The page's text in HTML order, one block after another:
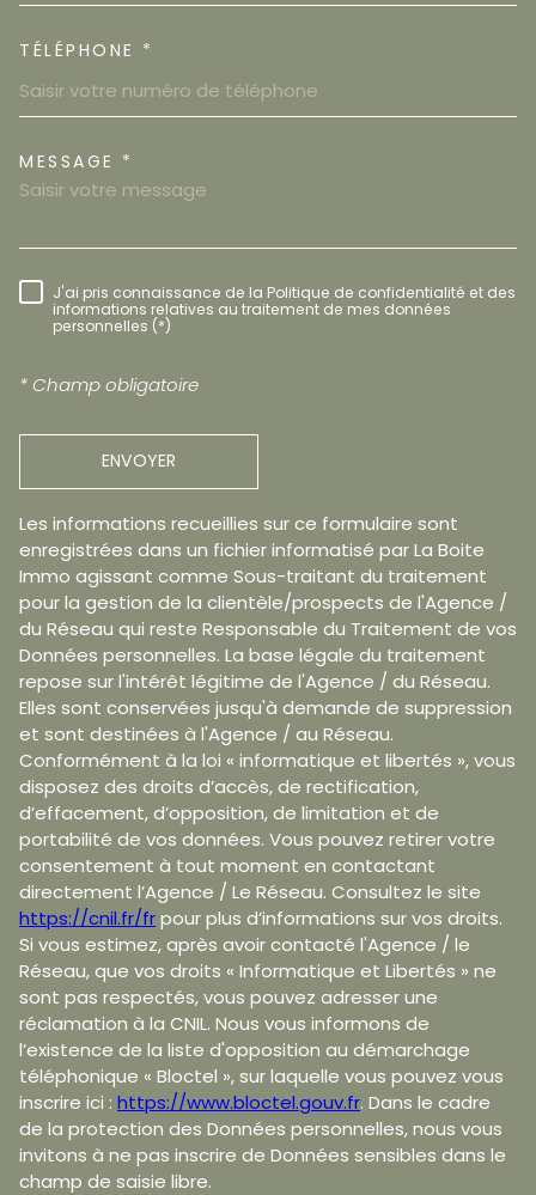
TÉLÉPHONE *
MESSAGE *
RÈGLEMENTATION
J'ai pris connaissance de la Politique de confidentialité et des
informations relatives au traitement de mes données
personnelles (*)
* Champ obligatoire
ENVOYER
Les informations recueillies sur ce formulaire sont
enregistrées dans un fichier informatisé par La Boite
Immo agissant comme Sous-traitant du traitement
pour la gestion de la clientèle/prospects de l'Agence /
du Réseau qui reste Responsable du Traitement de vos
Données personnelles. La base légale du traitement
repose sur l'intérêt légitime de l'Agence / du Réseau.
Elles sont conservées jusqu'à demande de suppression
et sont destinées à l'Agence / au Réseau.
Conformément à la loi « informatique et libertés », vous
disposez des droits d’accès, de rectification,
d’effacement, d’opposition, de limitation et de
portabilité de vos données. Vous pouvez retirer votre
consentement à tout moment en contactant
directement l’Agence / Le Réseau. Consultez le site
https://cnil.fr/frpour plus d’informations sur vos droits.
Si vous estimez, après avoir contacté l'Agence / le
Réseau, que vos droits « Informatique et Libertés » ne
sont pas respectés, vous pouvez adresser une
réclamation à la CNIL. Nous vous informons de
l’existence de la liste d'opposition au démarchage
téléphonique « Bloctel », sur laquelle vous pouvez vous
inscrire ici : https://www.bloctel.gouv.fr. Dans le cadre
de la protection des Données personnelles, nous vous
invitons à ne pas inscrire de Données sensibles dans le
champ de saisie libre.